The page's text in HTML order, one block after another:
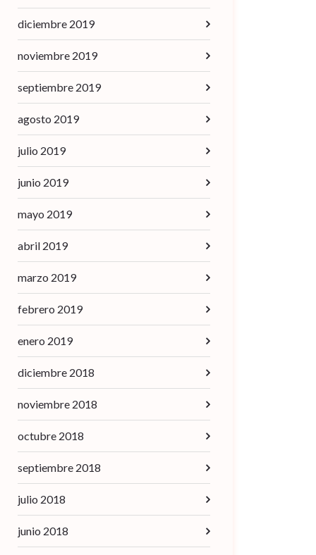
diciembre 2019
noviembre 2019
septiembre 2019
agosto 2019
julio 2019
junio 2019
mayo 2019
abril 2019
marzo 2019
febrero 2019
enero 2019
diciembre 2018
noviembre 2018
octubre 2018
septiembre 2018
julio 2018
junio 2018